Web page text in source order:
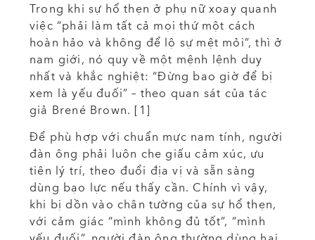
Trong khi sự hổ thẹn ở phụ nữ xoay quanh
việc “phải làm tất cả mọi thứ một cách
hoàn hảo và không để lộ sự mệt mỏi”, thì ở
nam giới, nó quy về một mệnh lệnh duy
nhất và khắc nghiệt: “Đừng bao giờ để bị
xem là yếu đuối” – theo quan sát của tác
giả Brené Brown. [1]
Để phù hợp với chuẩn mực nam tính, người
đàn ông phải luôn che giấu cảm xúc, ưu
tiên lý trí, theo đuổi địa vị và sẵn sàng
dùng bạo lực nếu thấy cần. Chính vì vậy,
khi bị dồn vào chân tường của sự hổ thẹn,
với cảm giác “mình không đủ tốt”, “mình